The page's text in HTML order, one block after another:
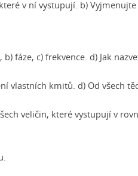
v ní vystupují. b) Vyjmenujte
fáze, c) frekvence. d) Jak
vlastních kmitů. d) Od všech
veličin, které vystupují v